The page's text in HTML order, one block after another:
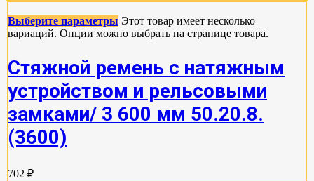
Выберите параметры Этот товар имеет несколько
вариаций. Опции можно выбрать на странице товара.
Стяжной ремень с натяжным
устройством и рельсовыми
замками/ 3 600 мм 50.20.8.
(3600)
702 ₽